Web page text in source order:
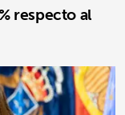
respecto al